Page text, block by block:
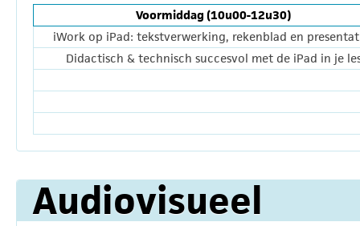
Voormiddag (10u00-12u30)
iWork op iPad: tekstverwerking, rekenblad en
Didactisch & technisch succesvol met de iPad in je
Audiovisueel